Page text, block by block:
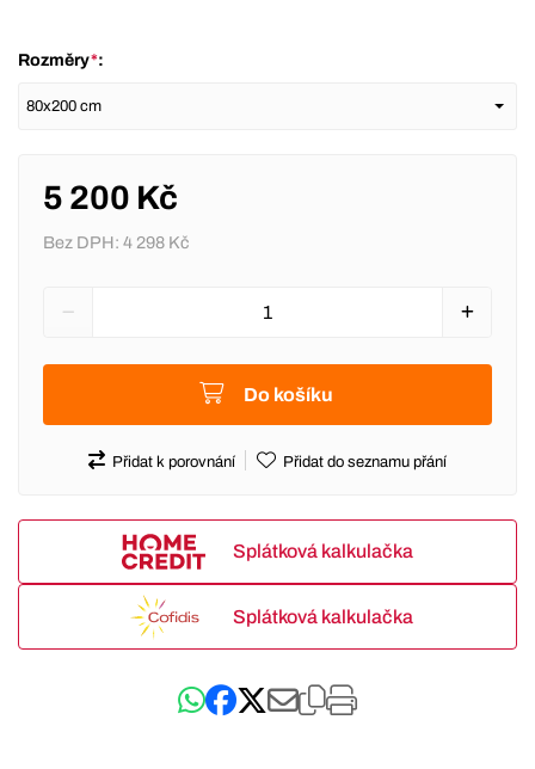
Rozměry*:
5 200 Kč
Bez DPH: 4 298 Kč
Do košíku
Přidat k porovnání Přidat do seznamu přání
Splátková kalkulačka
Splátková kalkulačka